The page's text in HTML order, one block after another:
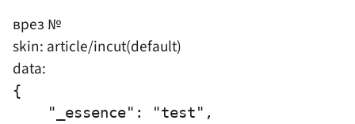
врез №
skin: article/incut(default)
data:
{
    "_essence": "test",